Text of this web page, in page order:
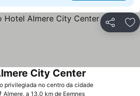
Partilhar
privilegiada no centro da cidade
City Center
Almere, a 13.0 km de Eemnes